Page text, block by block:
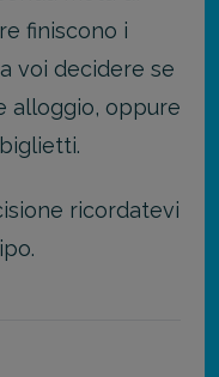
finiscono i
voi decidere se
alloggio, oppure
ricordatevi